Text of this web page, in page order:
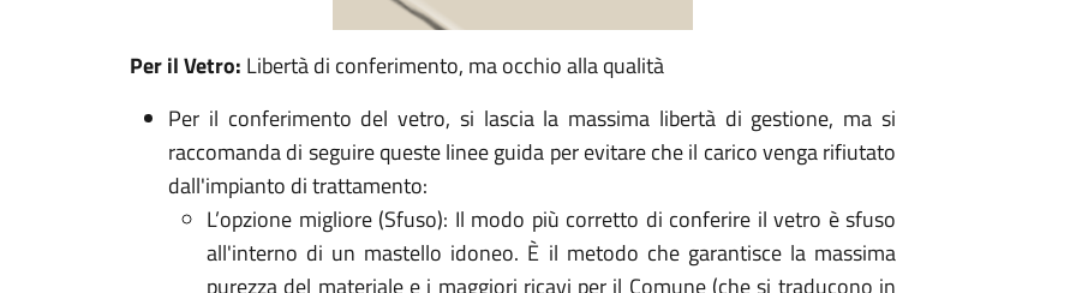
Per il Vetro: Libertà di conferimento, ma occhio alla qualità
Per il conferimento del vetro, si lascia la massima libertà di gestione, ma si
raccomanda di seguire queste linee guida per evitare che il carico venga rifiutato
dall'impianto di trattamento:
L’opzione migliore (Sfuso): Il modo più corretto di conferire il vetro è sfuso
all'interno di un mastello idoneo. È il metodo che garantisce la massima
purezza del materiale e i maggiori ricavi per il Comune (che si traducono in